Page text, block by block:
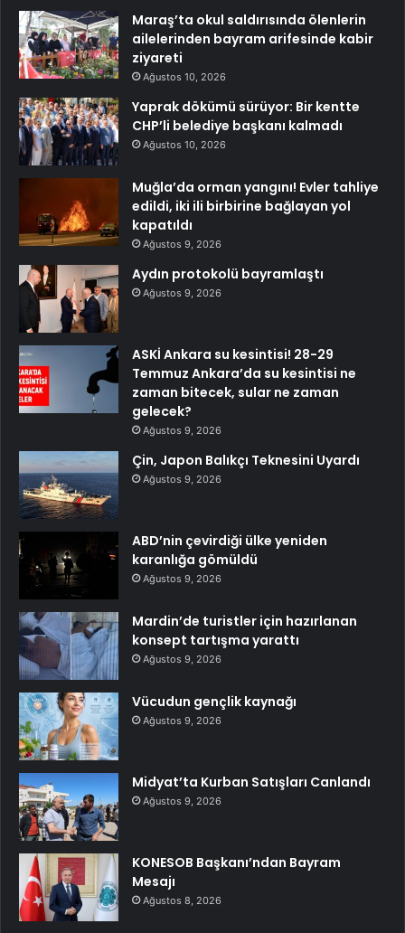
Maraş’ta okul saldırısında ölenlerin
ailelerinden bayram arifesinde kabir
ziyareti
Ağustos 10, 2026
Yaprak dökümü sürüyor: Bir kentte
CHP’li belediye başkanı kalmadı
Ağustos 10, 2026
Muğla’da orman yangını! Evler tahliye
edildi, iki ili birbirine bağlayan yol
kapatıldı
Ağustos 9, 2026
Aydın protokolü bayramlaştı
Ağustos 9, 2026
ASKİ Ankara su kesintisi! 28-29
Temmuz Ankara’da su kesintisi ne
zaman bitecek, sular ne zaman
gelecek?
Ağustos 9, 2026
Çin, Japon Balıkçı Teknesini Uyardı
Ağustos 9, 2026
ABD’nin çevirdiği ülke yeniden
karanlığa gömüldü
Ağustos 9, 2026
Mardin’de turistler için hazırlanan
konsept tartışma yarattı
Ağustos 9, 2026
Vücudun gençlik kaynağı
Ağustos 9, 2026
Midyat’ta Kurban Satışları Canlandı
Ağustos 9, 2026
KONESOB Başkanı’ndan Bayram
Mesajı
Ağustos 8, 2026